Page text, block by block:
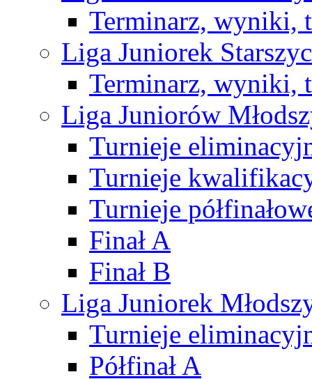
Terminarz, wyniki,
Liga Juniorek
Terminarz, wyniki,
Liga Juniorów
Turnieje
Turnieje
Turnieje
Finał A
Finał B
Liga Juniorek
Turnieje
Półfinał A